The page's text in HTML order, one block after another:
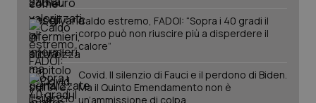
Caldo estremo, FADOI: “Sopra i 40 gradi il
corpo può non riuscire più a disperdere il
calore”
Covid. Il silenzio di Fauci e il perdono di Biden.
Ma il Quinto Emendamento non è
un’ammissione di colpa